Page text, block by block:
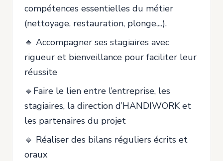
compétences essentielles du métier
(nettoyage, restauration, plonge,...).
🔹 Accompagner ses stagiaires avec
rigueur et bienveillance pour faciliter leur
réussite
🔹Faire le lien entre l’entreprise, les
stagiaires, la direction d’HANDIWORK et
les partenaires du projet
🔹 Réaliser des bilans réguliers écrits et
oraux